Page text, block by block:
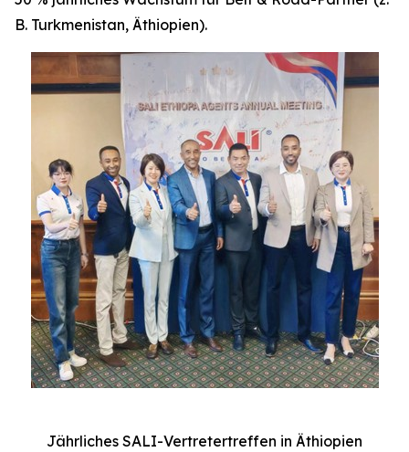
B. Turkmenistan, Äthiopien).
Jährliches SALI-Vertretertreffen in Äthiopien